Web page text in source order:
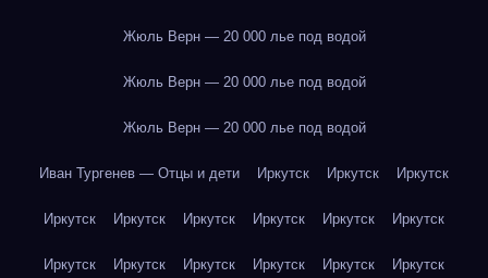
Жюль Верн — 20 000 лье под водой
Жюль Верн — 20 000 лье под водой
Жюль Верн — 20 000 лье под водой
Иван Тургенев — Отцы и дети Иркутск Иркутск Иркутск
Иркутск Иркутск Иркутск Иркутск Иркутск Иркутск
Иркутск Иркутск Иркутск Иркутск Иркутск Иркутск